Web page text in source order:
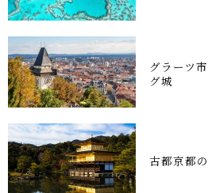
グラーツ
グ城
古都京都